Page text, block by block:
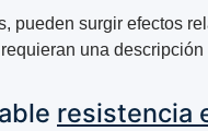
pueden surgir efectos
una descripción
resistencia